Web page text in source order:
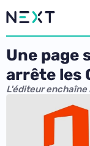
Une page
arrête les
L'éditeur